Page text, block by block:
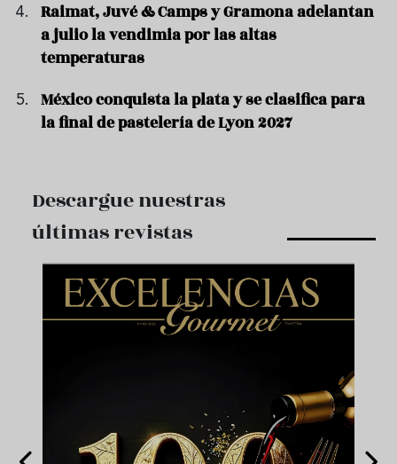
Raimat, Juvé & Camps y Gramona adelantan
a julio la vendimia por las altas
temperaturas
México conquista la plata y se clasifica para
la final de pastelería de Lyon 2027
Descargue nuestras
últimas revistas